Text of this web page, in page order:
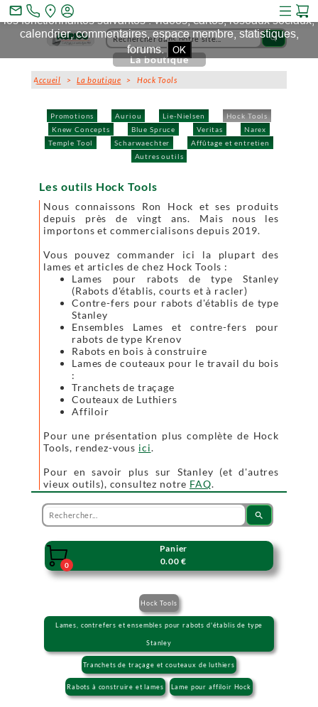
search
Promotions Auriou Lie-Nielsen
Hock Tools
Knew Concepts
Blue Spruce Veritas
Narex
Temple Tool
Scharwaechter
Affûtage et entretien
Autres outils
La boutique
Accueil >La boutique > Hock Tools
Les outils Hock Tools
Nous connaissons Ron Hock et ses produits
depuis près de vingt ans. Mais nous les
importons et commercialisons depuis 2019.
Vous pouvez commander ici la plupart des
lames et articles de chez Hock Tools :
Lames pour rabots de type Stanley
(Rabots d'établis, courts et à racler)
Contre-fers pour rabots d'établis de type
Stanley
Ensembles Lames et contre-fers pour
rabots de type Krenov
Rabots en bois à construire
Lames de couteaux pour le travail du bois
:
Tranchets de traçage
Couteaux de Luthiers
Affiloir
Pour une présentation plus complète de Hock
Tools, rendez-vous ici.
Pour en savoir plus sur Stanley (et d'autres
vieux outils), consultez notre FAQ.
search

0
Panier
0.00 €
Hock Tools
Lames, contrefers et ensembles pour rabots d'établis de type
Stanley
Tranchets de traçage et couteaux de luthiers
Rabots à construire et lames Lame pour affiloir Hock
mail_outline
Ce site et des sites tiers qu'il utilise collectent des cookies pour
les fonctionnalités suivantes : vidéos, cartes, réseaux sociaux,
calendrier, commentaires, espace membre, statistiques,
forums. OK